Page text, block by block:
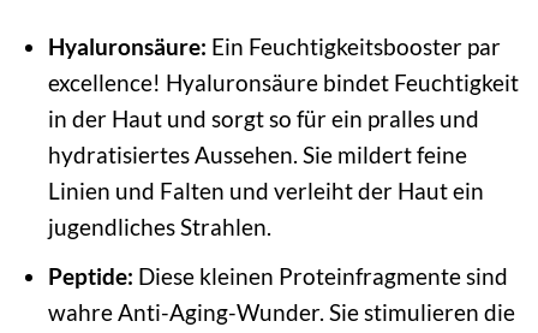
Hyaluronsäure: Ein Feuchtigkeitsbooster par
excellence! Hyaluronsäure bindet Feuchtigkeit
in der Haut und sorgt so für ein pralles und
hydratisiertes Aussehen. Sie mildert feine
Linien und Falten und verleiht der Haut ein
jugendliches Strahlen.
Peptide: Diese kleinen Proteinfragmente sind
wahre Anti-Aging-Wunder. Sie stimulieren die